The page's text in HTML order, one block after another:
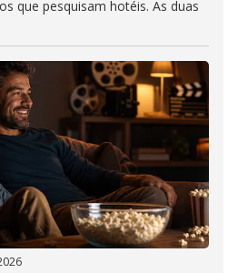
que pesquisam hotéis. As duas